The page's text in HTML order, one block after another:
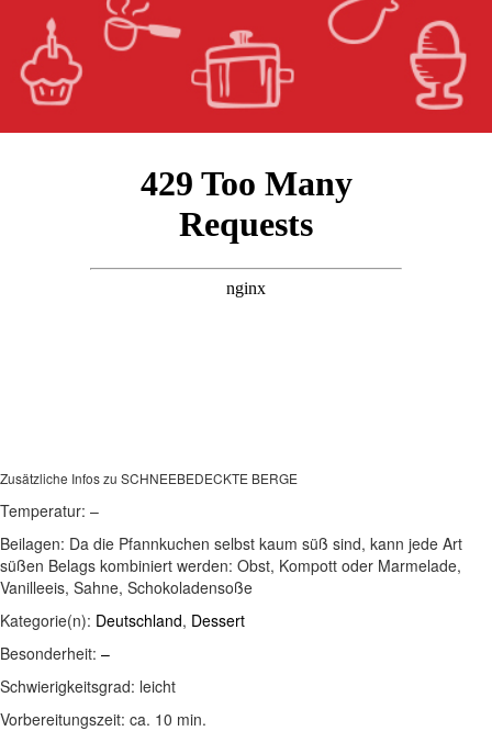
Zusätzliche Infos zu SCHNEEBEDECKTE BERGE
Temperatur: –
Beilagen: Da die Pfannkuchen selbst kaum süß sind, kann jede Art
süßen Belags kombiniert werden: Obst, Kompott oder Marmelade,
Vanilleeis, Sahne, Schokoladensoße
Kategorie(n): Deutschland, Dessert
Besonderheit: –
Schwierigkeitsgrad: leicht
Vorbereitungszeit: ca. 10 min.